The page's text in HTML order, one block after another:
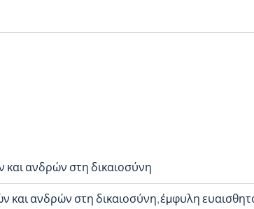
και ανδρών στη δικαιοσύνη
και ανδρών στη δικαιοσύνη έμφυλη